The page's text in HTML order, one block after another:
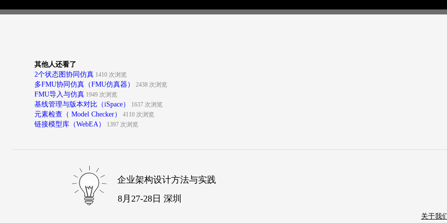
其他人还看了
2个状态图协同仿真 1410 次浏览
多FMU协同仿真（FMU仿真器） 2438 次浏览
FMU导入与仿真 1949 次浏览
基线管理与版本对比（iSpace） 1637 次浏览
元素检查（ Model Checker） 4110 次浏览
链接模型库（WebEA） 1397 次浏览